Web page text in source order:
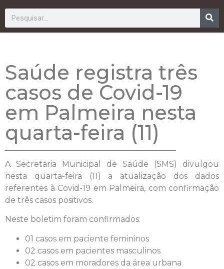
Saúde registra três
casos de Covid-19
em Palmeira nesta
quarta-feira (11)
A Secretaria Municipal de Saúde (SMS) divulgou
nesta quarta-feira (11) a atualização dos dados
referentes à Covid-19 em Palmeira, com confirmação
de três casos positivos.
Neste boletim foram confirmados:
01 casos em paciente femininos
02 casos em pacientes masculinos
02 casos em moradores da área urbana